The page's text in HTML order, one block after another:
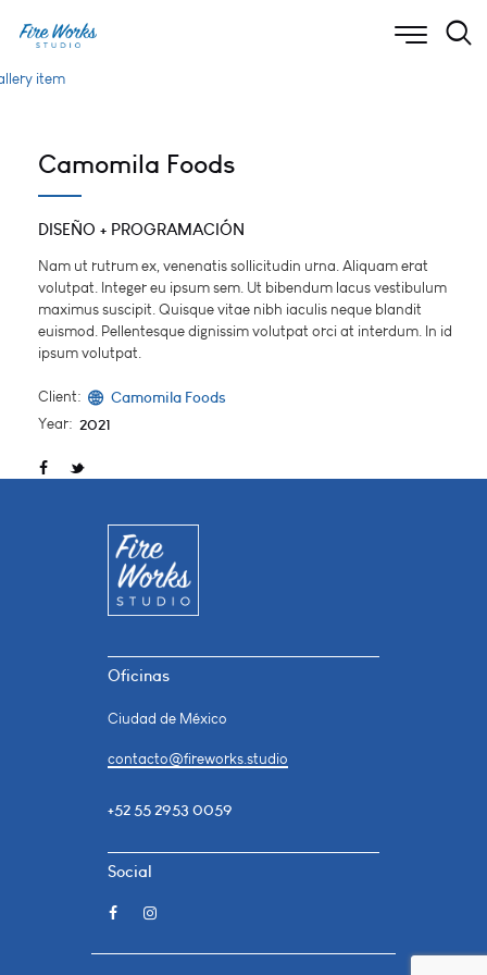
Camomila Foods
DISEÑO + PROGRAMACIÓN
Nam ut rutrum ex, venenatis sollicitudin urna. Aliquam erat
volutpat. Integer eu ipsum sem. Ut bibendum lacus vestibulum
maximus suscipit. Quisque vitae nibh iaculis neque blandit
euismod. Pellentesque dignissim volutpat orci at interdum. In id
ipsum volutpat.
Client: Camomila Foods
Year: 2021
Oficinas
Ciudad de México
contacto@fireworks.studio
+52 55 2953 0059
Social